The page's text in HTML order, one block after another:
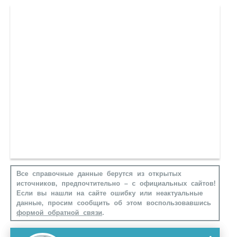
Все справочные данные берутся из открытых
источников, предпочтительно – с официальных сайтов!
Если вы нашли на сайте ошибку или неактуальные
данные, просим сообщить об этом воспользовавшись
формой обратной связи.